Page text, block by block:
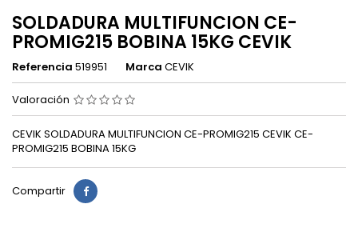
SOLDADURA MULTIFUNCION CE-
PROMIG215 BOBINA 15KG CEVIK
Referencia 519951 Marca CEVIK
Valoración
CEVIK SOLDADURA MULTIFUNCION CE-PROMIG215 CEVIK CE-
PROMIG215 BOBINA 15KG
Compartir